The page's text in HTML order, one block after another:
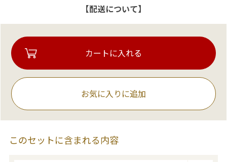
【配送について】
お気に入りに追加
このセットに含まれる内容